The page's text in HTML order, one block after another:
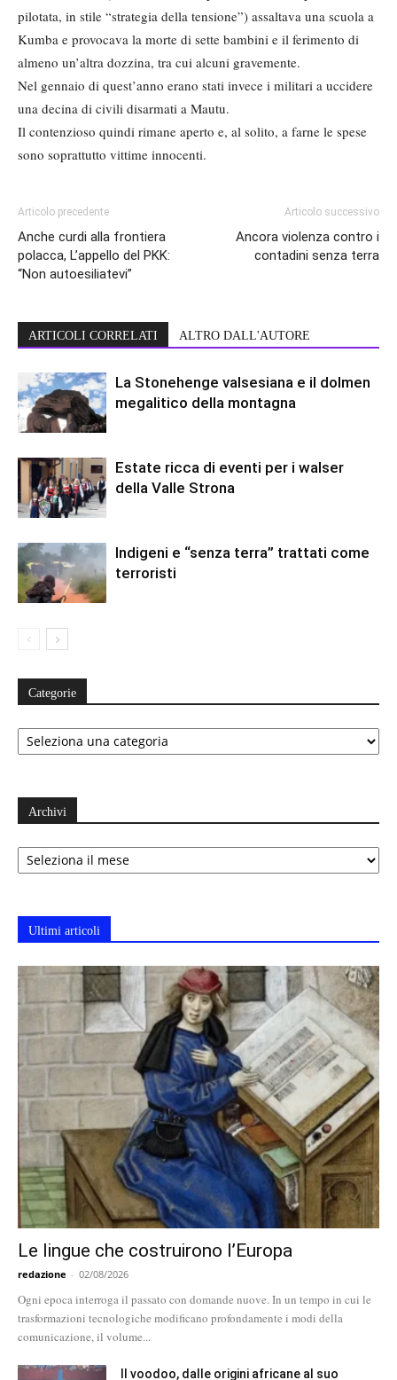
pilotata, in stile “strategia della tensione”) assaltava una scuola a
Kumba e provocava la morte di sette bambini e il ferimento di
almeno un’altra dozzina, tra cui alcuni gravemente.
Nel gennaio di quest’anno erano stati invece i militari a uccidere
una decina di civili disarmati a Mautu.
Il contenzioso quindi rimane aperto e, al solito, a farne le spese
sono soprattutto vittime innocenti.
Articolo precedente
Anche curdi alla frontiera
polacca, L’appello del PKK:
“Non autoesiliatevi”
Articolo successivo
Ancora violenza contro i
contadini senza terra
ARTICOLI CORRELATI ALTRO DALL'AUTORE
La Stonehenge valsesiana e il dolmen
megalitico della montagna
Estate ricca di eventi per i walser
della Valle Strona
Indigeni e “senza terra” trattati come
terroristi
Categorie
Categorie
Archivi
Archivi
Ultimi articoli
Le lingue che costruirono l’Europa
redazione - 02/08/2026
Ogni epoca interroga il passato con domande nuove. In un tempo in cui le
trasformazioni tecnologiche modificano profondamente i modi della
comunicazione, il volume...
Il voodoo, dalle origini africane al suo